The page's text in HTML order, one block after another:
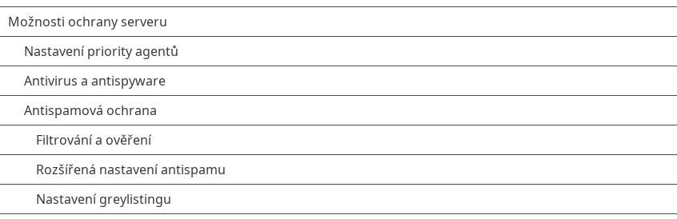
Možnosti ochrany serveru
Nastavení priority agentů
Antivirus a antispyware
Antispamová ochrana
Filtrování a ověření
Rozšířená nastavení antispamu
Nastavení greylistingu